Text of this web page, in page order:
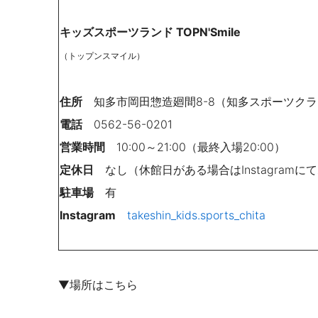
キッズスポーツランド TOPN'Smile
（トップンスマイル）
住所 知多市岡田惣造廻間8-8（知多スポーツクラ
電話0562-56-0201
営業時間 10:00～21:00（最終入場20:00）
定休日 なし（休館日がある場合はInstagramにて
駐車場有
Instagram
takeshin_kids.sports_chita
▼場所はこちら